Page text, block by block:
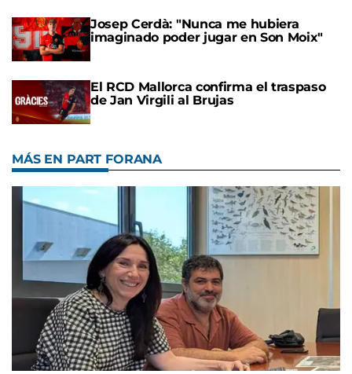
Josep Cerdà: "Nunca me hubiera
imaginado poder jugar en Son Moix"
El RCD Mallorca confirma el traspaso
de Jan Virgili al Brujas
MÁS EN PART FORANA